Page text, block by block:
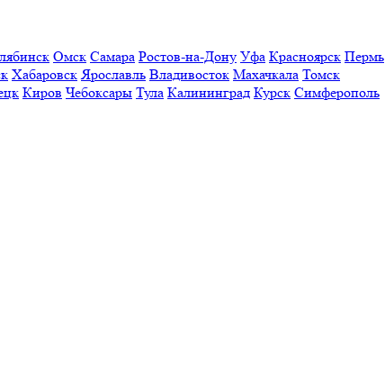
Омск Самара Ростов-на-Дону Уфа Красноярск Пермь
Хабаровск Ярославль Владивосток Махачкала Томск
Киров Чебоксары Тула Калининград Курск Симферополь